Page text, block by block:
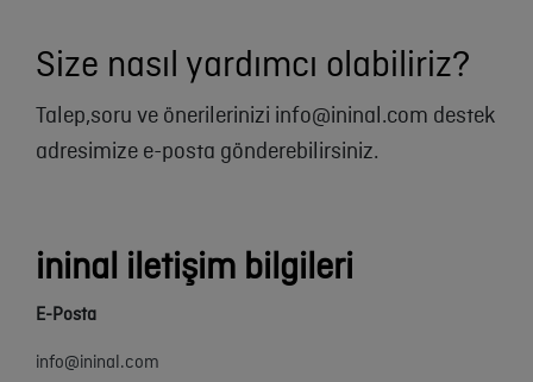
Size nasıl yardımcı olabiliriz?
Talep,soru ve önerilerinizi info@ininal.com destek
adresimize e-posta gönderebilirsiniz.
ininal iletişim bilgileri
E-Posta
info@ininal.com